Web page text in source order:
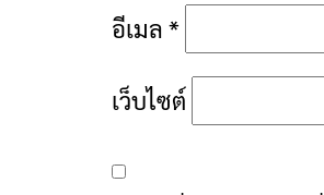
อีเมล *
เว็บไซต์